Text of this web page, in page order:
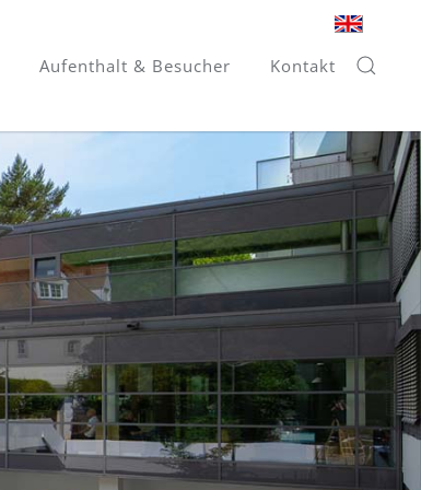
Aufenthalt & Besucher Kontakt